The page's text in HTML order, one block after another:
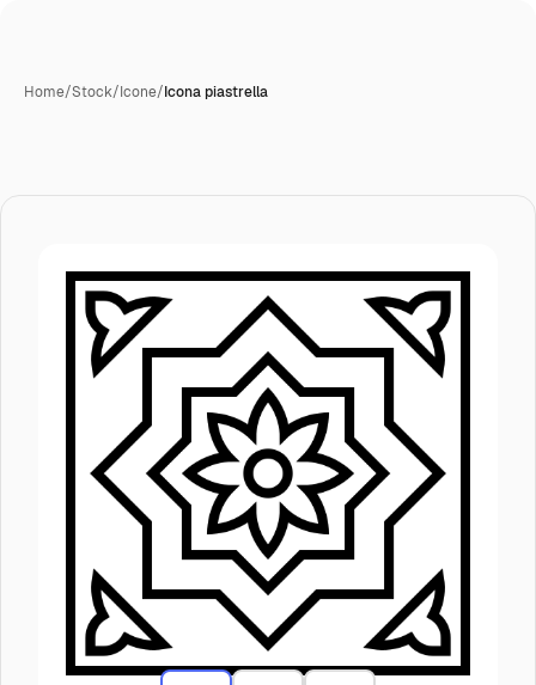
Home/Stock/Icone/Icona piastrella